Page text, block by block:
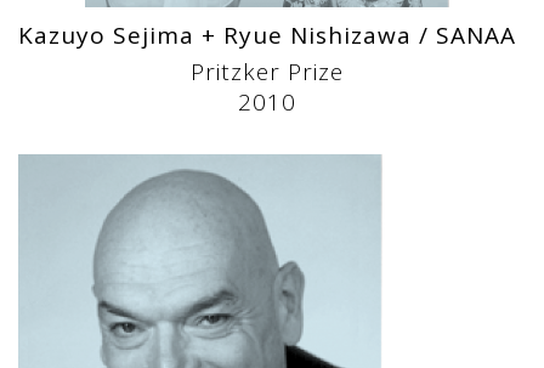
Kazuyo Sejima + Ryue Nishizawa / SANAA
Pritzker Prize
2010